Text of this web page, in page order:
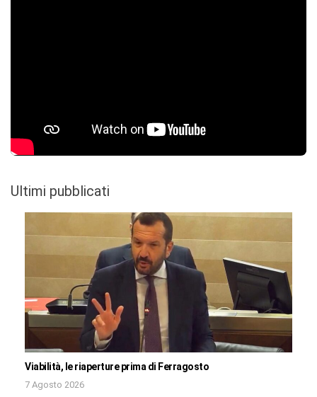
Ultimi pubblicati
Viabilità, le riaperture prima di Ferragosto
7 Agosto 2026